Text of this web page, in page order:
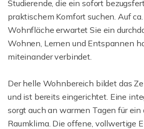
Studierende, die ein sofort
praktischem Komfort suchen. Auf
Wohnfläche erwartet Sie ein
Wohnen, Lernen und Entspannen
miteinander verbindet.
Der helle Wohnbereich bildet das
und ist bereits eingerichtet. Eine
sorgt auch an warmen Tagen für
Raumklima. Die offene, vollwertige